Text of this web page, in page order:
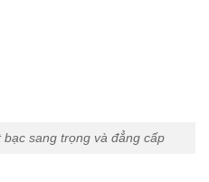
sang trọng và đẳng cấp